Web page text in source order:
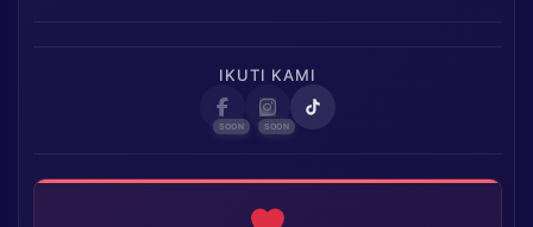
IKUTI KAMI